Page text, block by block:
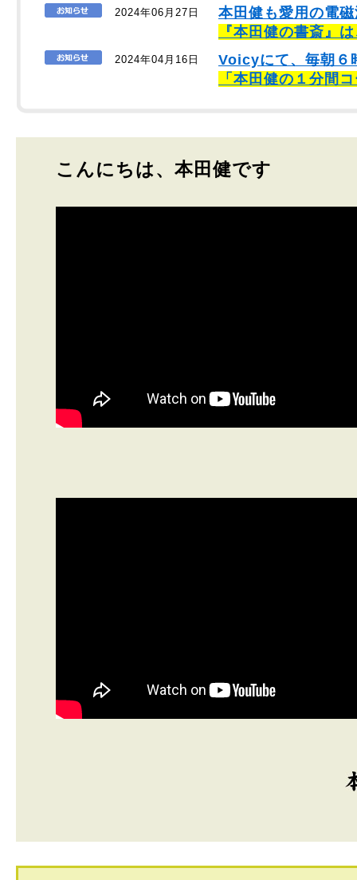
2024年06月27日
本田健も愛用の電
『本田健の書斎』
2024年04月16日
Voicyにて、毎朝６
「本田健の１分間
こんにちは、本田健です